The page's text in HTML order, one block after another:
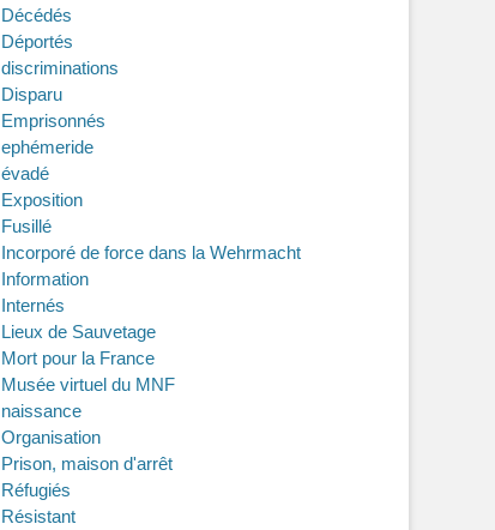
Décédés
Déportés
discriminations
Disparu
Emprisonnés
ephémeride
évadé
Exposition
Fusillé
Incorporé de force dans la Wehrmacht
Information
Internés
Lieux de Sauvetage
Mort pour la France
Musée virtuel du MNF
naissance
Organisation
Prison, maison d'arrêt
Réfugiés
Résistant